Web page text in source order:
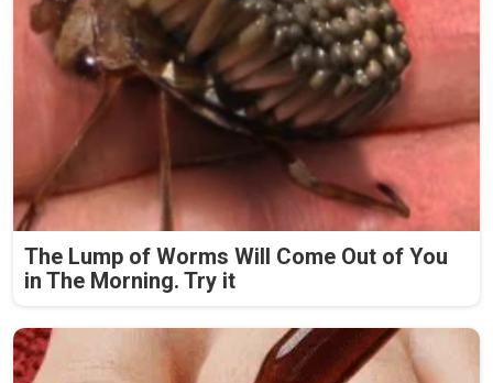
The Lump of Worms Will Come Out of You
in The Morning. Try it